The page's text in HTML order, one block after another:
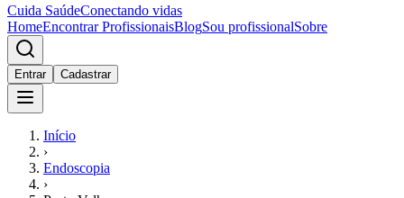
Cuida SaúdeConectando vidas
HomeEncontrar ProfissionaisBlogSou profissionalSobre
Entrar Cadastrar
Início
›
Endoscopia
›